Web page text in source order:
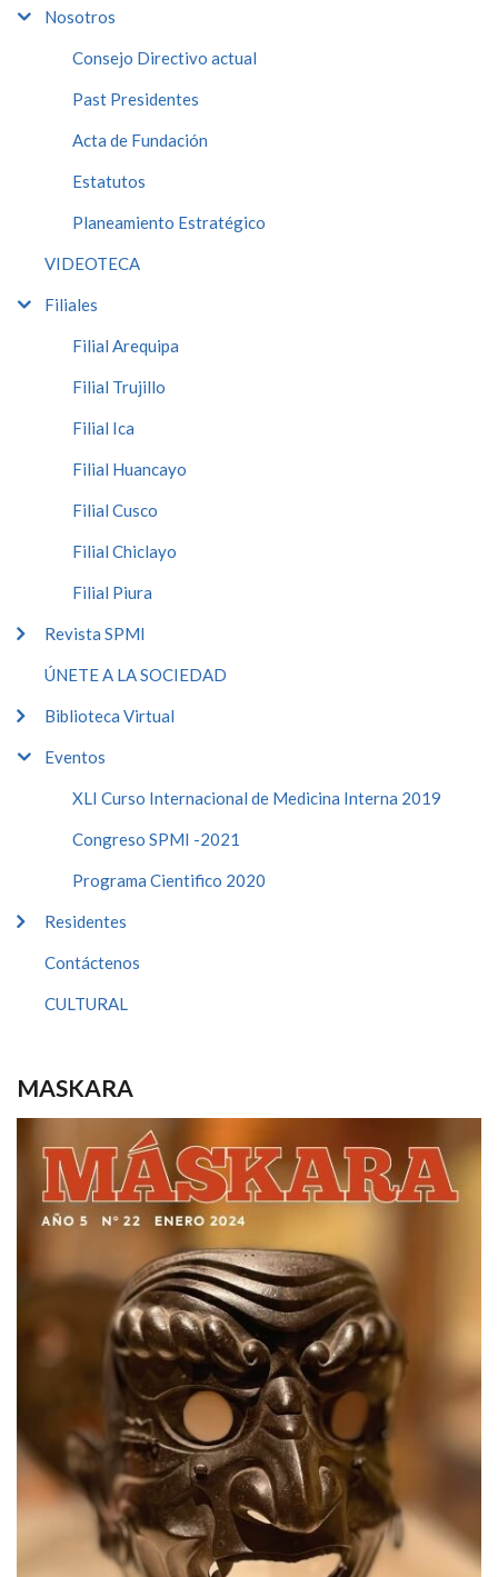
Nosotros
Consejo Directivo actual
Past Presidentes
Acta de Fundación
Estatutos
Planeamiento Estratégico
VIDEOTECA
Filiales
Filial Arequipa
Filial Trujillo
Filial Ica
Filial Huancayo
Filial Cusco
Filial Chiclayo
Filial Piura
Revista SPMI
ÚNETE A LA SOCIEDAD
Biblioteca Virtual
Eventos
XLI Curso Internacional de Medicina Interna 2019
Congreso SPMI -2021
Programa Cientifico 2020
Residentes
Contáctenos
CULTURAL
MASKARA